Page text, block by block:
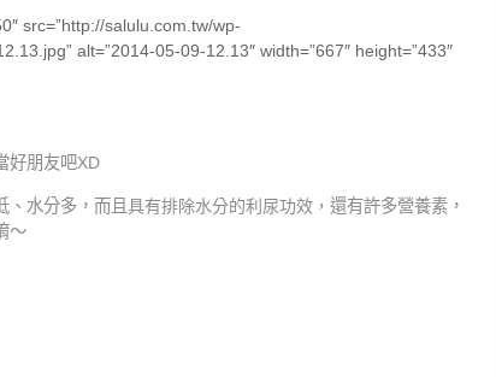
src=”http://salulu.com.tw/wp-
alt=”2014-05-09-12.13″ width=”667″ height=”433″
好朋友吧XD
、水分多，而且具有排除水分的利尿功效， 還有許多營養素，
～